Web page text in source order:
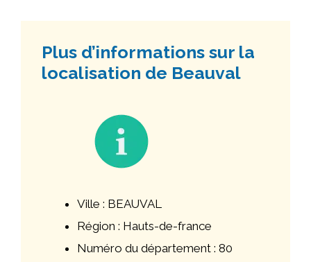
Plus d’informations sur la
localisation de Beauval
Ville : BEAUVAL
Région : Hauts-de-france
Numéro du département : 80